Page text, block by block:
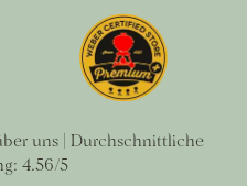
uns | Durchschnittliche
4.56/5